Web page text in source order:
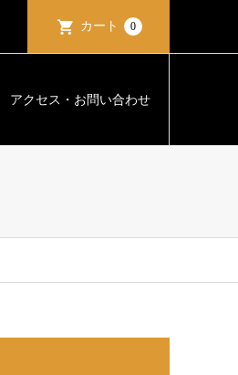
カート 0
アクセス・お問い合わせ